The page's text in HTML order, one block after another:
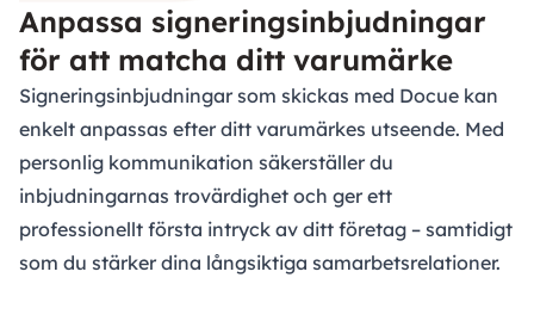
Anpassa signeringsinbjudningar
för att matcha ditt varumärke
Signeringsinbjudningar som skickas med Docue kan
enkelt anpassas efter ditt varumärkes utseende. Med
personlig kommunikation säkerställer du
inbjudningarnas trovärdighet och ger ett
professionellt första intryck av ditt företag – samtidigt
som du stärker dina långsiktiga samarbetsrelationer.